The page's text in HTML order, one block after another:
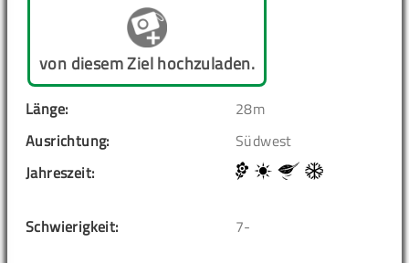
von diesem Ziel hochzuladen.
Länge:
28m
Ausrichtung:
Südwest
Jahreszeit:
Schwierigkeit: 7-